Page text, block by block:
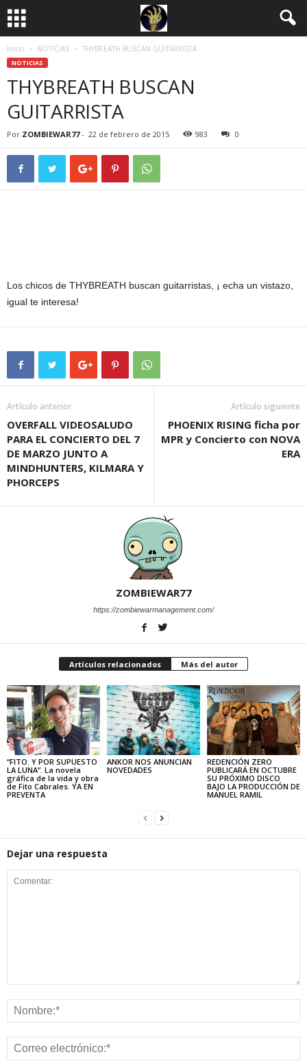
Inicio NOTICIAS THYBREATH BUSCAN GUITARRISTA
NOTICIAS
THYBREATH BUSCAN
GUITARRISTA
Por ZOMBIEWAR77- 22 de febrero de 2015 983 0
Los chicos de THYBREATH buscan guitarristas, ¡ echa un vistazo,
igual te interesa!
Artículo anterior
OVERFALL VIDEOSALUDO
PARA EL CONCIERTO DEL 7
DE MARZO JUNTO A
MINDHUNTERS, KILMARA Y
PHORCEPS
Artículo siguiente
PHOENIX RISING ficha por
MPR y Concierto con NOVA
ERA
ZOMBIEWAR77
https://zombiewarmanagement.com/
Artículos relacionados Más del autor
“FITO. Y POR SUPUESTO
LA LUNA”. La novela
gráfica de la vida y obra
de Fito Cabrales. YA EN
PREVENTA
ANKOR NOS ANUNCIAN
NOVEDADES
REDENCIÓN ZERO
PUBLICARÁ EN OCTUBRE
SU PRÓXIMO DISCO
BAJO LA PRODUCCIÓN DE
MANUEL RAMIL
Dejar una respuesta